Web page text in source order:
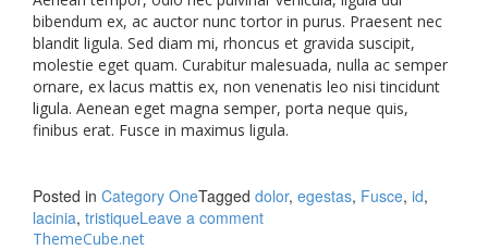
bibendum ex, ac auctor nunc tortor in purus. Praesent nec
blandit ligula. Sed diam mi, rhoncus et gravida suscipit,
molestie eget quam. Curabitur malesuada, nulla ac semper
ornare, ex lacus mattis ex, non venenatis leo nisi tincidunt
ligula. Aenean eget magna semper, porta neque quis,
finibus erat. Fusce in maximus ligula.
Posted in Category OneTagged dolor, egestas, Fusce, id,
lacinia, tristiqueLeave a comment
ThemeCube.net